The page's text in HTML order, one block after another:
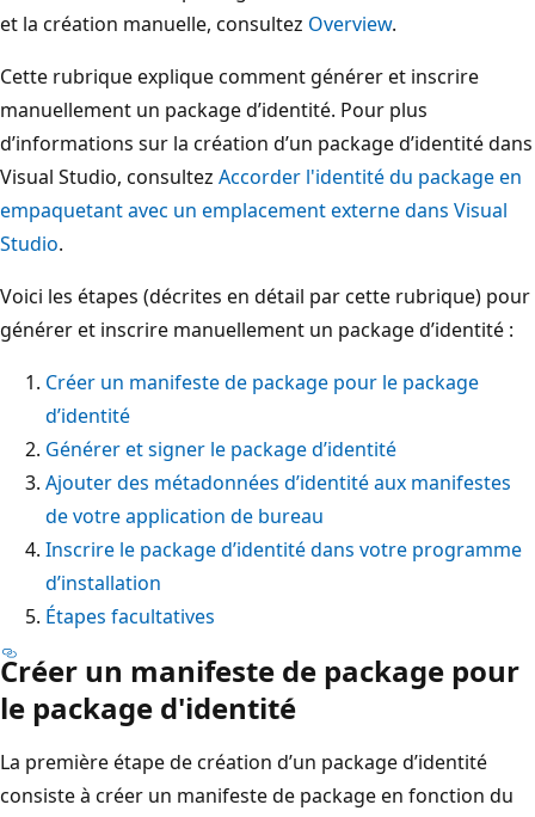
et la création manuelle, consultez Overview.
Cette rubrique explique comment générer et inscrire
manuellement un package d’identité. Pour plus
d’informations sur la création d’un package d’identité dans
Visual Studio, consultez Accorder l'identité du package en
empaquetant avec un emplacement externe dans Visual
Studio.
Voici les étapes (décrites en détail par cette rubrique) pour
générer et inscrire manuellement un package d’identité :
Créer un manifeste de package pour le package
d’identité
Générer et signer le package d’identité
Ajouter des métadonnées d’identité aux manifestes
de votre application de bureau
Inscrire le package d’identité dans votre programme
d’installation
Étapes facultatives
Créer un manifeste de package pour
le package d'identité
La première étape de création d’un package d’identité
consiste à créer un manifeste de package en fonction du